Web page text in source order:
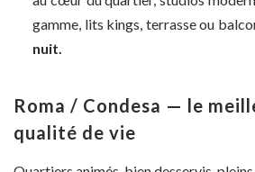
gamme, lits kings, terrasse ou
nuit.
Roma / Condesa — le
qualité de vie